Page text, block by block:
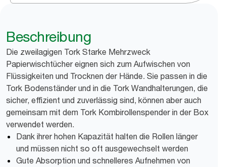
Beschreibung
Die zweilagigen Tork Starke Mehrzweck
Papierwischtücher eignen sich zum Aufwischen von
Flüssigkeiten und Trocknen der Hände. Sie passen in die
Tork Bodenständer und in die Tork Wandhalterungen, die
sicher, effizient und zuverlässig sind, können aber auch
gemeinsam mit dem Tork Kombirollenspender in der Box
verwendet werden.
Dank ihrer hohen Kapazität halten die Rollen länger
und müssen nicht so oft ausgewechselt werden
Gute Absorption und schnelleres Aufnehmen von